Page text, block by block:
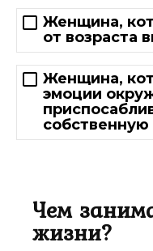
Женщина,
от возраста
Женщина,
эмоции
Чем
жизни?